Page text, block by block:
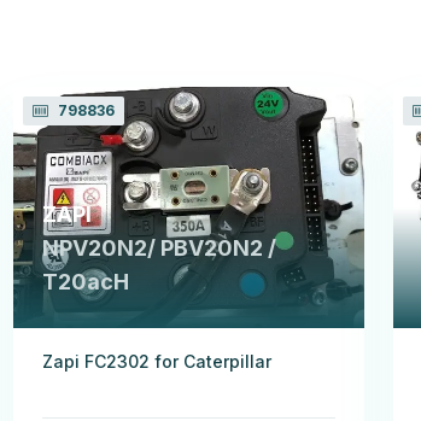
798836
ZAPI
NPV20N2/ PBV20N2 /
T20acH
Zapi FC2302 for Caterpillar